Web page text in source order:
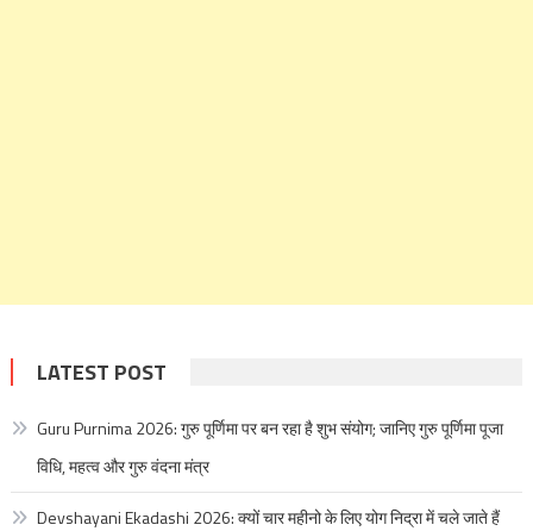
LATEST POST
Guru Purnima 2026: गुरु पूर्णिमा पर बन रहा है शुभ संयोग; जानिए गुरु पूर्णिमा पूजा
विधि, महत्व और गुरु वंदना मंत्र
Devshayani Ekadashi 2026: क्यों चार महीनो के लिए योग निद्रा में चले जाते हैं